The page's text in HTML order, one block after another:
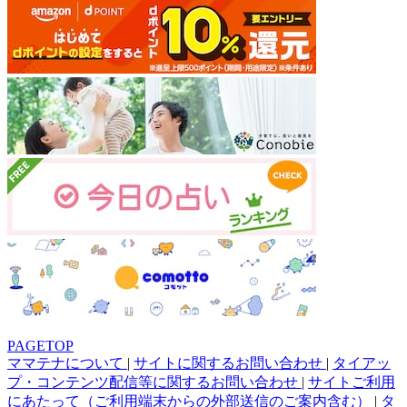
PAGETOP
ママテナについて | サイトに関するお問い合わせ | タイアッ
プ・コンテンツ配信等に関するお問い合わせ | サイトご利用
にあたって（ご利用端末からの外部送信のご案内含む） | タ